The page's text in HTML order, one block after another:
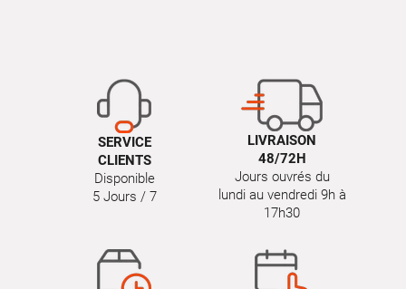
SERVICE
CLIENTS
Disponible
5 Jours / 7
LIVRAISON
48/72H
Jours ouvrés du
lundi au vendredi 9h à
17h30